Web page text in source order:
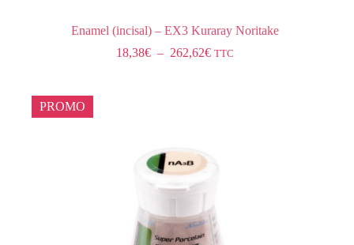
Enamel (incisal) – EX3 Kuraray Noritake
18,38€ – 262,62€ TTC
PROMO